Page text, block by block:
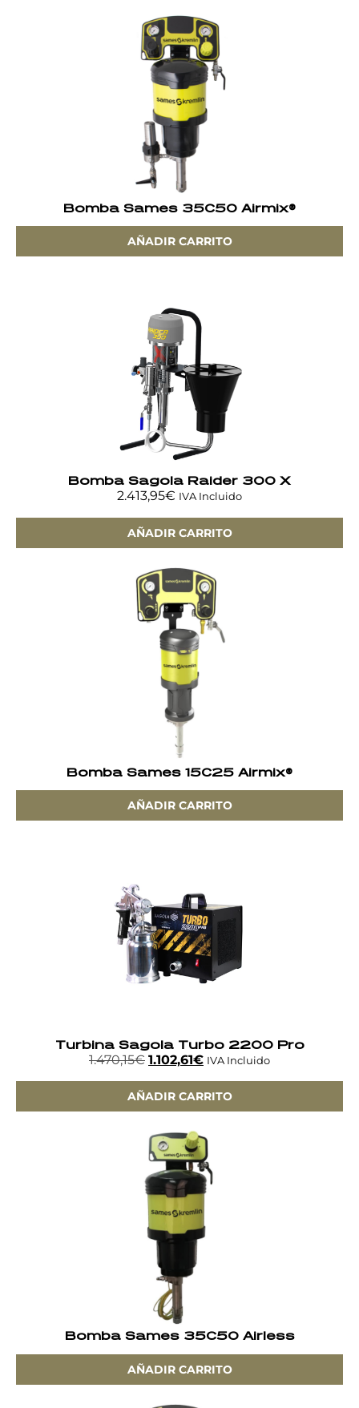
Bomba Sames 35C50 Airmix®
AÑADIR CARRITO
Bomba Sagola Raider 300 X
2.413,95€ IVA Incluido
AÑADIR CARRITO
Bomba Sames 15C25 Airmix®
AÑADIR CARRITO
Turbina Sagola Turbo 2200 Pro
1.470,15€ 1.102,61€ IVA Incluido
AÑADIR CARRITO
Bomba Sames 35C50 Airless
AÑADIR CARRITO